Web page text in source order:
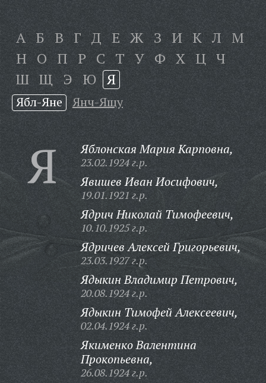
А Б В Г Д Е Ж З И К Л М
Н О П Р С Т У Ф Х Ц Ч
Ш Щ Э Ю Я
Ябл-Яне Янч-Ящу
Я Яблонская Мария Карповна,
23.02.1924 г.р.
Явишев Иван Иосифович,
19.01.1921 г.р.
Ядрич Николай Тимофеевич,
10.10.1925 г.р.
Ядричев Алексей Григорьевич,
23.03.1927 г.р.
Ядыкин Владимир Петрович,
20.08.1924 г.р.
Ядыкин Тимофей Алексеевич,
02.04.1924 г.р.
Якименко Валентина
Прокопьевна,
26.08.1924 г.р.